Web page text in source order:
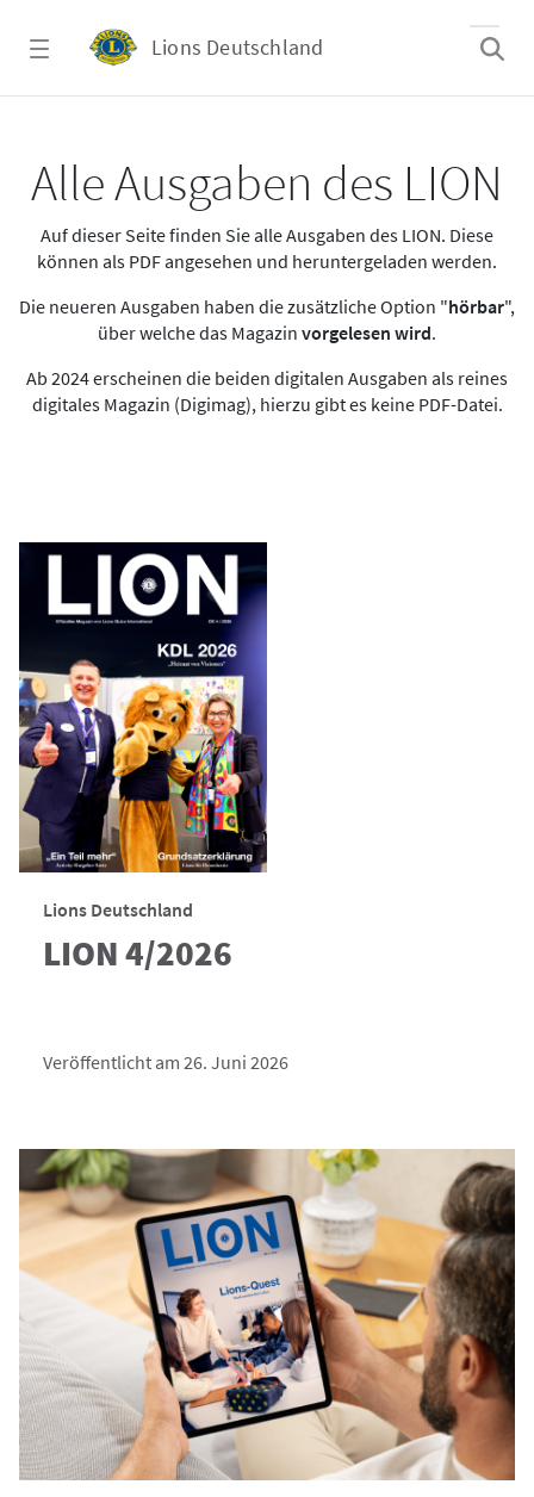
Lions Deutschland
Alle Ausgaben des LION
Auf dieser Seite finden Sie alle Ausgaben des LION. Diese
können als PDF angesehen und heruntergeladen werden.
Die neueren Ausgaben haben die zusätzliche Option "hörbar",
über welche das Magazin vorgelesen wird.
Ab 2024 erscheinen die beiden digitalen Ausgaben als reines
digitales Magazin (Digimag), hierzu gibt es keine PDF-Datei.
Lions Deutschland
LION 4/2026
Veröffentlicht am 26. Juni 2026